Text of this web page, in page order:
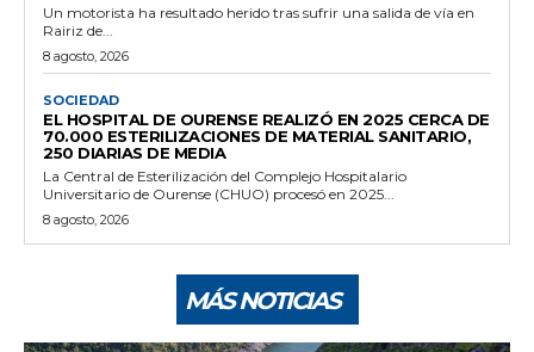
Un motorista ha resultado herido tras sufrir una salida de vía en
Rairiz de...
8 agosto, 2026
SOCIEDAD
EL HOSPITAL DE OURENSE REALIZÓ EN 2025 CERCA DE
70.000 ESTERILIZACIONES DE MATERIAL SANITARIO,
250 DIARIAS DE MEDIA
La Central de Esterilización del Complejo Hospitalario
Universitario de Ourense (CHUO) procesó en 2025...
8 agosto, 2026
MÁS NOTICIAS